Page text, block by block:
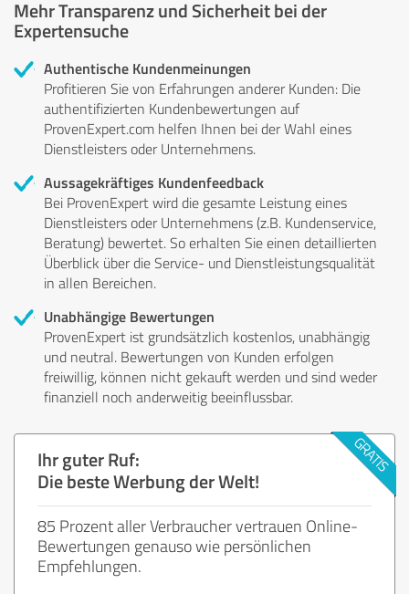
Mehr Transparenz und Sicherheit bei der
Expertensuche
Authentische Kundenmeinungen
Profitieren Sie von Erfahrungen anderer Kunden: Die
authentifizierten Kundenbewertungen auf
ProvenExpert.com helfen Ihnen bei der Wahl eines
Dienstleisters oder Unternehmens.
Aussagekräftiges Kundenfeedback
Bei ProvenExpert wird die gesamte Leistung eines
Dienstleisters oder Unternehmens (z.B. Kundenservice,
Beratung) bewertet. So erhalten Sie einen detaillierten
Überblick über die Service- und Dienstleistungsqualität
in allen Bereichen.
Unabhängige Bewertungen
ProvenExpert ist grundsätzlich kostenlos, unabhängig
und neutral. Bewertungen von Kunden erfolgen
freiwillig, können nicht gekauft werden und sind weder
finanziell noch anderweitig beeinflussbar.
Ihr guter Ruf:
Die beste Werbung der Welt!
85 Prozent aller Verbraucher vertrauen Online-
Bewertungen genauso wie persönlichen
Empfehlungen.